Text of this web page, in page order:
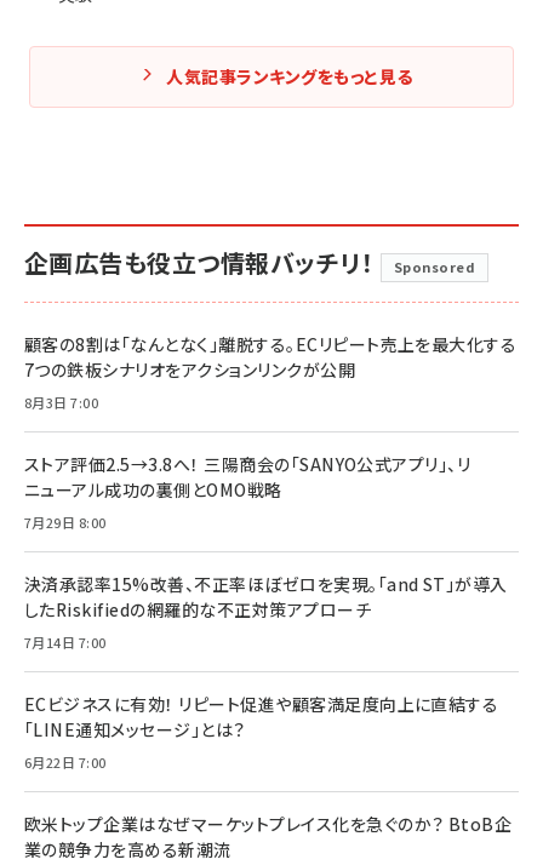
人気記事ランキングをもっと見る
企画広告も役立つ情報バッチリ！ Sponsored
顧客の8割は「なんとなく」離脱する。ECリピート売上を最大化する
7つの鉄板シナリオをアクションリンクが公開
8月3日 7:00
ストア評価2.5→3.8へ！ 三陽商会の「SANYO公式アプリ」、リ
ニューアル成功の裏側とOMO戦略
7月29日 8:00
決済承認率15%改善、不正率ほぼゼロを実現。「and ST」が導入
したRiskifiedの網羅的な不正対策アプローチ
7月14日 7:00
ECビジネスに有効！ リピート促進や顧客満足度向上に直結する
「LINE通知メッセージ」とは？
6月22日 7:00
欧米トップ企業はなぜマーケットプレイス化を急ぐのか？ BtoB企
業の競争力を高める新潮流